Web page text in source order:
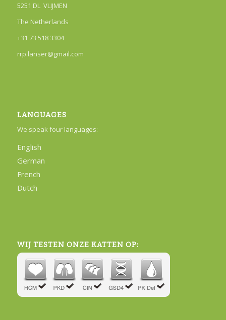
5251 DL VLIJMEN
The Netherlands
+31 73 518 3304
rrp.lanser@gmail.com
LANGUAGES
We speak four languages:
English
German
French
Dutch
WIJ TESTEN ONZE KATTEN OP: